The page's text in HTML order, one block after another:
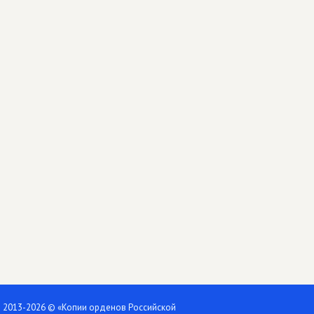
2013-2026 © «Копии орденов Российской